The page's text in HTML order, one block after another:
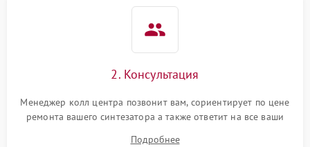
2. Консультация
Менеджер колл центра позвонит вам, сориентирует по цене
ремонта вашего синтезатора а также ответит на все ваши
Подробнее